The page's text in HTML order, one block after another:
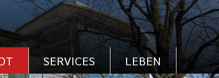
SERVICES LEBEN